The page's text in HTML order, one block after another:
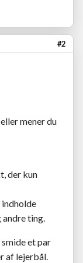
#2
mener du
der kun
ting.
et par
af lejerbål.